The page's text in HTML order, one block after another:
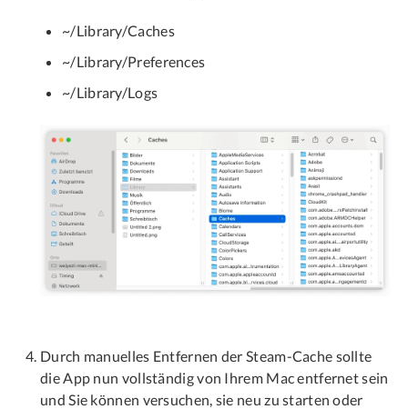
~/Library/Caches
~/Library/Preferences
~/Library/Logs
Durch manuelles Entfernen der Steam-Cache sollte
die App nun vollständig von Ihrem Mac entfernet sein
und Sie können versuchen, sie neu zu starten oder